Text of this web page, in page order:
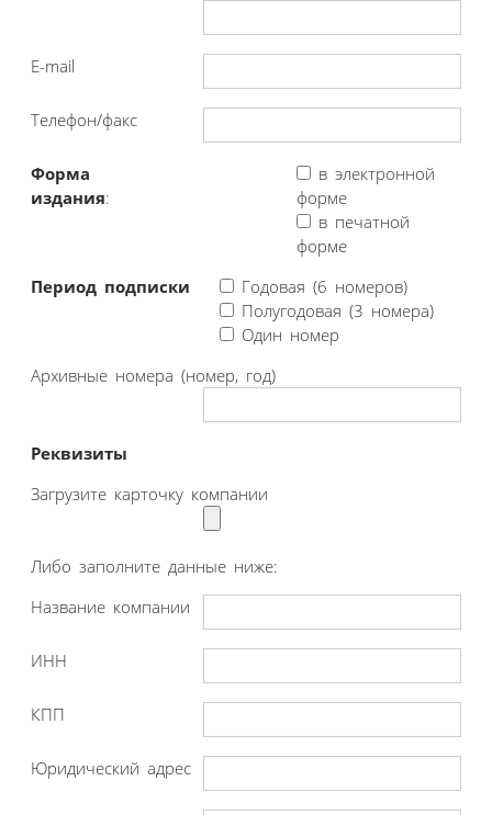
E-mail
Телефон/факс
Форма
издания:
в электронной
форме
в печатной
форме
Период подписки
Годовая (6 номеров)
Полугодовая (3 номера)
Один номер
Архивные номера (номер, год)
Реквизиты
Загрузите карточку компании
Либо заполните данные ниже:
Название компании
ИНН
КПП
Юридический адрес